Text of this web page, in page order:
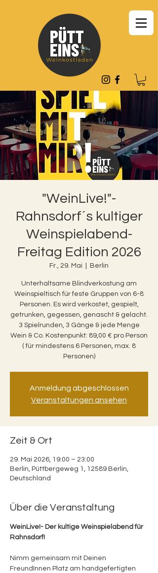
"WeinLive!"-
Rahnsdorf´s kultiger
Weinspielabend-
Freitag Edition 2026
Fr., 29. Mai Berlin
Unterhaltsame Blindverkostung am
Weinspieltisch für feste Gruppen von 6-8
Personen. Es wird verkostet, gespielt,
getrunken, gegessen, genascht & gelacht.
3 Spielrunden, 3 Gänge & jede Menge
Wein & Co. Kostenpunkt: 89,00 € pro Person
( für mindestens 6 Personen, max. 8
Personen)
Anmeldung abgeschlossen
Veranstaltungen ansehen
Zeit & Ort
29. Mai 2026, 19:00 – 23:00
Berlin, Püttbergeweg 1, 12589 Berlin,
Deutschland
Über die Veranstaltung
WeinLive!- Der kultige Weinspielabend für
Rahnsdorf!
Nimm gemeinsam mit Deinen
FreundInnen Platz am handgefertigten